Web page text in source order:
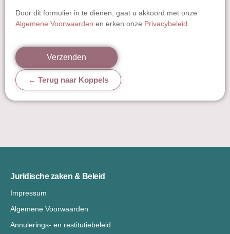
Door dit formulier in te dienen, gaat u akkoord met onze
Algemene Voorwaarden en erken onze Privacybeleid
Verzenden
← Terug naar Koppels
Juridische zaken & Beleid
Impressum
Algemene Voorwaarden
Annulerings- en restitutiebeleid